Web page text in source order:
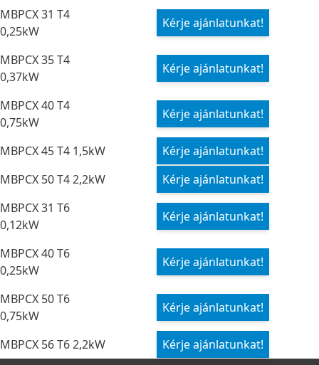
MBPCX 31 T4
0,25kW
Kérje ajánlatunkat!
MBPCX 35 T4
0,37kW
Kérje ajánlatunkat!
MBPCX 40 T4
0,75kW
Kérje ajánlatunkat!
MBPCX 45 T4 1,5kW
Kérje ajánlatunkat!
MBPCX 50 T4 2,2kW
Kérje ajánlatunkat!
MBPCX 31 T6
0,12kW
Kérje ajánlatunkat!
MBPCX 40 T6
0,25kW
Kérje ajánlatunkat!
MBPCX 50 T6
0,75kW
Kérje ajánlatunkat!
MBPCX 56 T6 2,2kW Kérje ajánlatunkat!